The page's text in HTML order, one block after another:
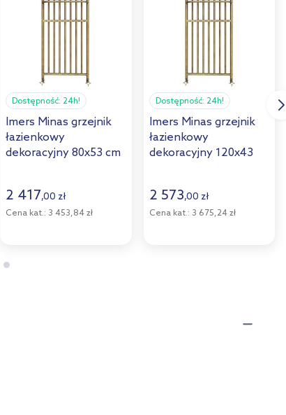
Dostępność: 24h!
Imers Minas grzejnik
łazienkowy
dekoracyjny 80x53 cm
2 417,00 zł
Cena kat.: 3 453,84 zł
Dostępność: 24h!
Imers Minas grzejnik
łazienkowy
dekoracyjny 120x43
2 573,00 zł
Cena kat.: 3 675,24 zł